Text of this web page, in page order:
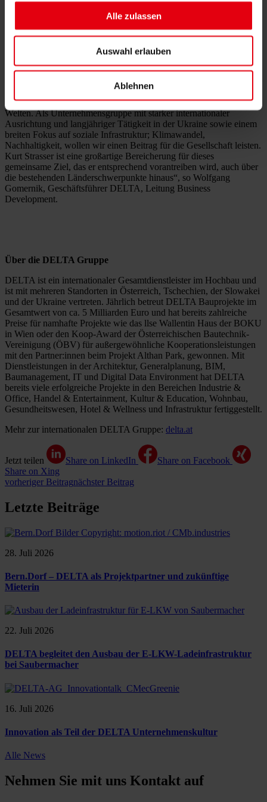
Alle zulassen
Auswahl erlauben
Ablehnen
finanziert. In dieser Zeit sammelte Kurt Strasser beträchtliches
Know-how und Erfahrungen innerhalb der
Entwicklungszusammenarbeit in den gleichen Regionen, in denen
auch die DELTA Gruppe tätig ist. Auf dieser Basis kann der Bereich
Dienstleistungen der DELTA Gruppe bestmöglich weiter ausgebaut
„DELTA agiert bereits seit vielen Jahren als Brückenbauer zwischen
Welten. Als Unternehmensgruppe mit starker internationaler
Ausrichtung und langjähriger Tätigkeit in der Ukraine sowie einem
breiten Fokus auf soziale Infrastruktur; Klimawandel,
Nachhaltigkeit, wollen wir einen Beitrag für die Gesellschaft leisten.
Kurt Strasser ist eine großartige Bereicherung für dieses
gemeinsame Ziel, das er entsprechend vorantreiben wird, auch über
die bestehenden Länderschwerpunkte hinaus“, so Wolfgang
Gomernik, Geschäftsführer DELTA, Leitung Business
Development.
Über die DELTA Gruppe
DELTA ist ein internationaler Gesamtdienstleister im Hochbau und
ist mit mehreren Standorten in Österreich, Tschechien, der Slowakei
und der Ukraine vertreten. Jährlich betreut DELTA Bauprojekte im
Gesamtwert von ca. 5 Milliarden Euro und hat bereits zahlreiche
Preise für namhafte Projekte wie das llse Wallentin Haus der BOKU
in Wien oder den Koop-Award der Österreichischen Bautechnik-
Vereinigung (ÖBV) für außergewöhnliche Kooperationsleistungen
mit den Partner:innen beim Projekt Althan Park, gewonnen. Mit
Dienstleistungen in der Architektur, Generalplanung, BIM,
Baumanagement, IT und Digital Data Environment hat DELTA
bereits viele erfolgreiche Projekte in den Bereichen Industrie &
Office, Handel & Entertainment, Kultur & Education, Wohnbau,
Gesundheitswesen, Hotel & Wellness und Infrastruktur fertiggestellt.
Mehr zur internationalen DELTA Gruppe: delta.at
Jetzt teilen Share on LinkedIn
Share on Facebook
Share on Xing
vorheriger Beitragnächster Beitrag
Letzte Beiträge
28. Juli 2026
Bern.Dorf – DELTA als Projektpartner und zukünftige
Mieterin
22. Juli 2026
DELTA begleitet den Ausbau der E-LKW-Ladeinfrastruktur
bei Saubermacher
16. Juli 2026
Innovation als Teil der DELTA Unternehmenskultur
Alle News
Nehmen Sie mit uns Kontakt auf